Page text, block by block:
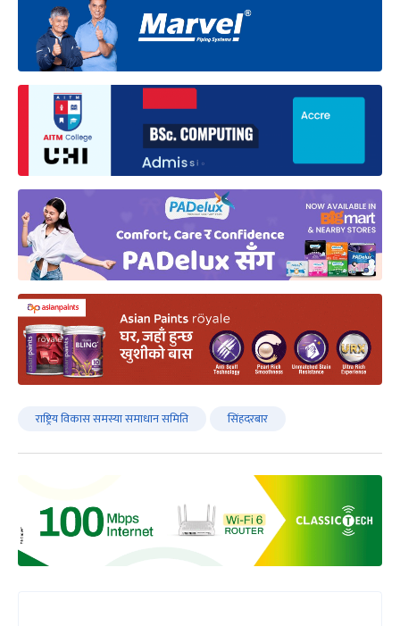
राष्ट्रिय विकास समस्या समाधान समिति सिंहदरबार